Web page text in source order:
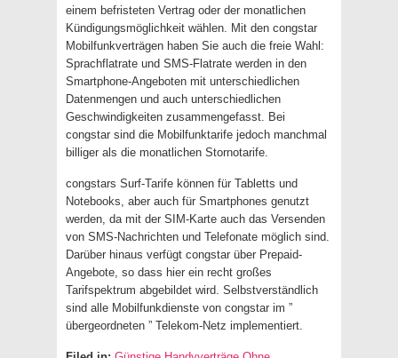
einem befristeten Vertrag oder der monatlichen
Kündigungsmöglichkeit wählen. Mit den congstar
Mobilfunkverträgen haben Sie auch die freie Wahl:
Sprachflatrate und SMS-Flatrate werden in den
Smartphone-Angeboten mit unterschiedlichen
Datenmengen und auch unterschiedlichen
Geschwindigkeiten zusammengefasst. Bei
congstar sind die Mobilfunktarife jedoch manchmal
billiger als die monatlichen Stornotarife.
congstars Surf-Tarife können für Tabletts und
Notebooks, aber auch für Smartphones genutzt
werden, da mit der SIM-Karte auch das Versenden
von SMS-Nachrichten und Telefonate möglich sind.
Darüber hinaus verfügt congstar über Prepaid-
Angebote, so dass hier ein recht großes
Tarifspektrum abgebildet wird. Selbstverständlich
sind alle Mobilfunkdienste von congstar im ”
übergeordneten ” Telekom-Netz implementiert.